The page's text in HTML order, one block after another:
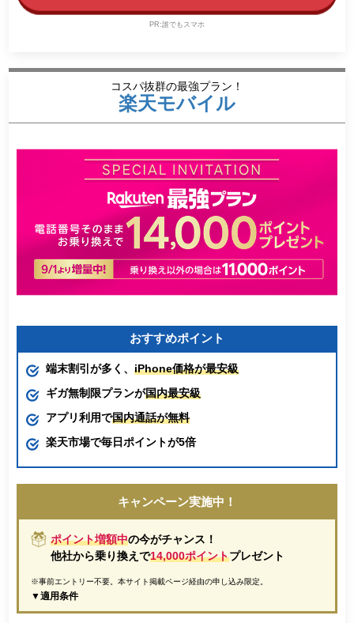
PR:誰でもスマホ
コスパ抜群の最強プラン！
楽天モバイル
おすすめポイント
端末割引が多く、iPhone価格が最安級
ギガ無制限プランが国内最安級
アプリ利用で国内通話が無料
楽天市場で毎日ポイントが5倍
キャンペーン実施中！
ポイント増額中の今がチャンス！
他社から乗り換えで14,000ポイントプレゼント
※事前エントリー不要。本サイト掲載ページ経由の申し込み限定。
▼適用条件